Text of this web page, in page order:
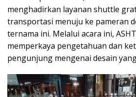
menghadirkan layanan shuttle
transportasi menuju ke pameran
ternama ini. Melalui acara ini,
memperkaya pengetahuan dan
pengunjung mengenai desain